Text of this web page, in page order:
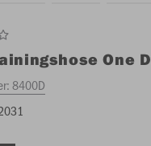
One
8400D